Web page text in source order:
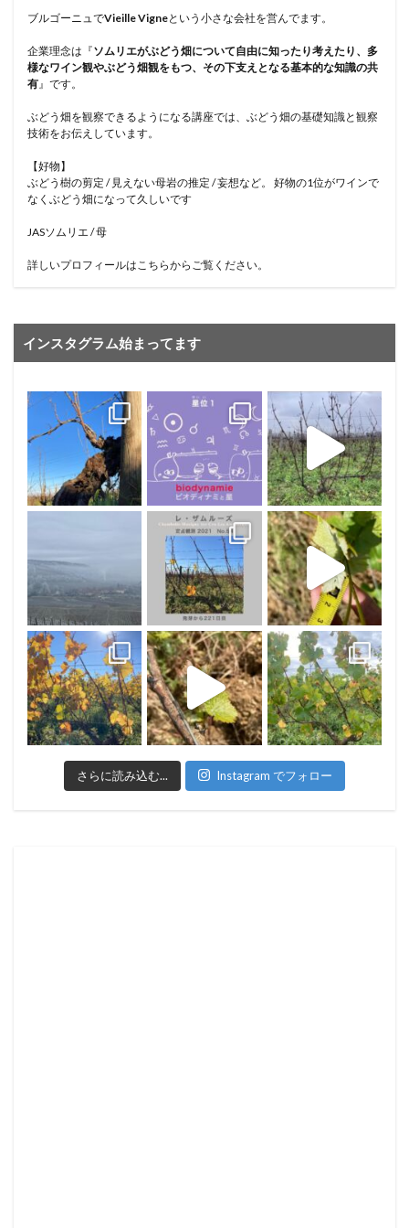
ブルゴーニュでVieille Vigneという小さな会社を営んでます。
企業理念は『ソムリエがぶどう畑について自由に知ったり考えたり、多
様なワイン観やぶどう畑観をもつ、その下支えとなる基本的な知識の共
有 』です。
ぶどう畑を観察できるようになる講座では、ぶどう畑の基礎知識と観察
技術をお伝えしています。
【好物】
ぶどう樹の剪定 / 見えない母岩の推定 / 妄想など。 好物の1位がワインで
なくぶどう畑になって久しいです
JASソムリエ / 母
詳しいプロフィールはこちらからご覧ください。
インスタグラム始まってます
さらに読み込む... Instagram でフォロー